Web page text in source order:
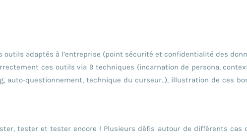
adaptés à l’entreprise (point sécurité et confidentialité des
ces outils via 9 techniques (incarnation de persona,
questionnement, technique du curseur..), illustration de ces
tester et tester encore ! Plusieurs défis autour de différents cas